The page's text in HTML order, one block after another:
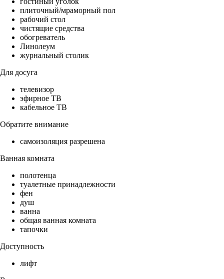
плиточный/мраморный пол
рабочий стол
чистящие средства
обогреватель
Линолеум
журнальный столик
Для досуга
телевизор
эфирное ТВ
кабельное ТВ
Обратите внимание
самоизоляция разрешена
Ванная комната
полотенца
туалетные принадлежности
фен
душ
ванна
общая ванная комната
тапочки
Доступность
лифт